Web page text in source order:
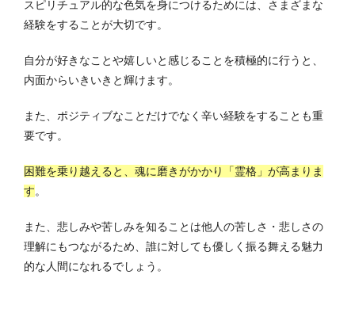
スピリチュアル的な色気を身につけるためには、さまざまな
経験をすることが大切です。
自分が好きなことや嬉しいと感じることを積極的に行うと、
内面からいきいきと輝けます。
また、ポジティブなことだけでなく辛い経験をすることも重
要です。
困難を乗り越えると、魂に磨きがかかり「霊格」が高まりま
す。
また、悲しみや苦しみを知ることは他人の苦しさ・悲しさの
理解にもつながるため、誰に対しても優しく振る舞える魅力
的な人間になれるでしょう。